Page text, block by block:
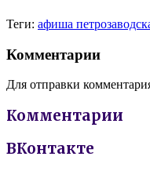
Теги: афиша
Комментарии
Для отправки
Комментарии
ВКонтакте